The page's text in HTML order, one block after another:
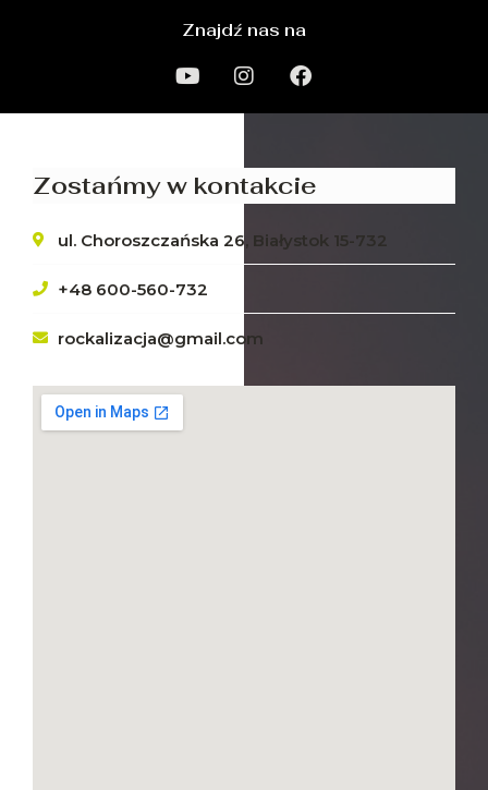
Znajdź nas na
Zostańmy w kontakcie
ul. Choroszczańska 26, Białystok 15-732
+48 600-560-732
rockalizacja@gmail.com